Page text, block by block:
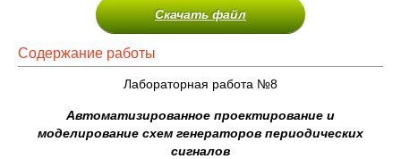
Скачать файл
Содержание работы
Лабораторная работа №8
Автоматизированное проектирование и
моделирование схем генераторов периодических
сигналов